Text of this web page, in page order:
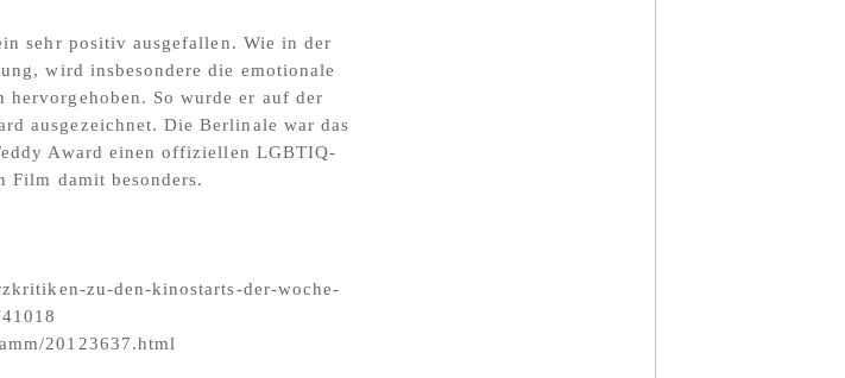
sehr positiv ausgefallen. Wie in der
wird insbesondere die emotionale
So wurde er auf der
ausgezeichnet. Die Berlinale war das
Award einen offiziellen LGBTIQ-
Film damit besonders.
zu-den-kinostarts-der-woche-
20123637.html